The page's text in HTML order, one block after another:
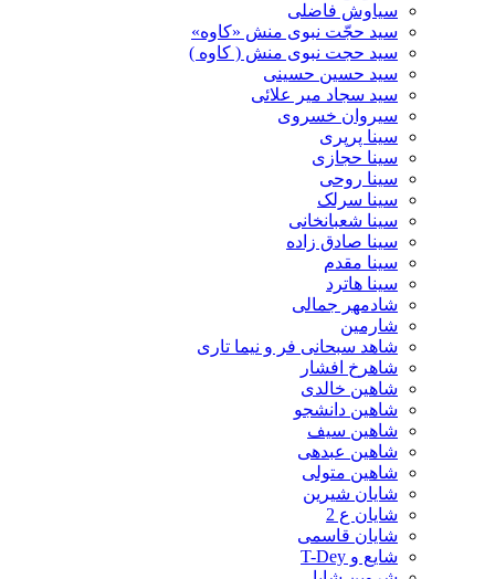
سیاوش فاضلی
سید حجّت نبوی منش «کاوه»
سید حجت نبوی منش ( کاوه )
سید حسین حسینى
سید سجاد میر علائی
سیروان خسروی
سینا پرپری
سینا حجازی
سینا روحی
سینا سرلک
سینا شعبانخانی
سینا صادق زاده
سینا مقدم
سینا هاترد
شادمهر جمالی
شارمین
شاهد سبحانی فر و نیما تاری
شاهرخ افشار
شاهین خالدی
شاهین دانشجو
شاهین سیف
شاهین عبدهی
شاهین متولی
شایان شیرین
شایان ع 2
شایان قاسمی
شایع و T-Dey